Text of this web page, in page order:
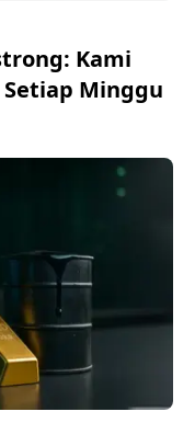
Kami
Minggu